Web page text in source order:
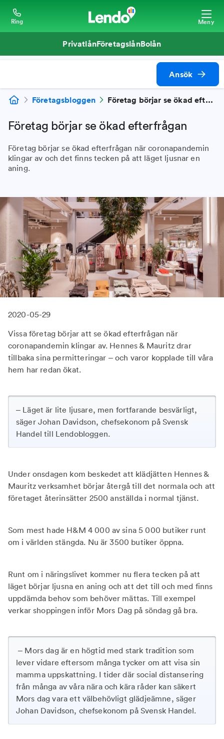
Ring Meny
PrivatlånFöretagslånBolån
Ansök
Företagsbloggen Företag börjar se ökad efterfrågan
Företag börjar se ökad efterfrågan
Företag börjar se ökad efterfrågan när coronapandemin
klingar av och det finns tecken på att läget ljusnar en
aning.
2020-05-29
Vissa företag börjar att se ökad efterfrågan när
coronapandemin klingar av. Hennes & Mauritz drar
tillbaka sina permitteringar – och varor kopplade till våra
hem har redan ökat.
– Läget är lite ljusare, men fortfarande besvärligt,
säger Johan Davidson, chefsekonom på Svensk
Handel till Lendobloggen.
Under onsdagen kom beskedet att klädjätten Hennes &
Mauritz verksamhet börjar återgå till det normala och att
företaget återinsätter 2500 anställda i normal tjänst.
Som mest hade H&M 4 000 av sina 5 000 butiker runt
om i världen stängda. Nu är 3500 butiker öppna.
Runt om i näringslivet kommer nu flera tecken på att
läget börjar ljusna en aning och att det till och med finns
uppdämda behov som behöver mättas. Till exempel
verkar shoppingen inför Mors Dag på söndag gå bra.
– Mors dag är en högtid med stark tradition som
lever vidare eftersom många tycker om att visa sin
mamma uppskattning. I tider där social distansering
från många av våra nära och kära råder kan säkert
Mors dag vara ett välbehövligt glädjeämne, säger
Johan Davidson, chefsekonom på Svensk Handel.